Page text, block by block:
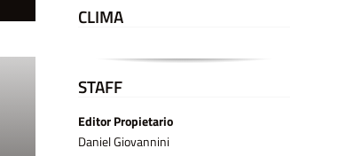
CLIMA
STAFF
Editor Propietario
Daniel Giovannini